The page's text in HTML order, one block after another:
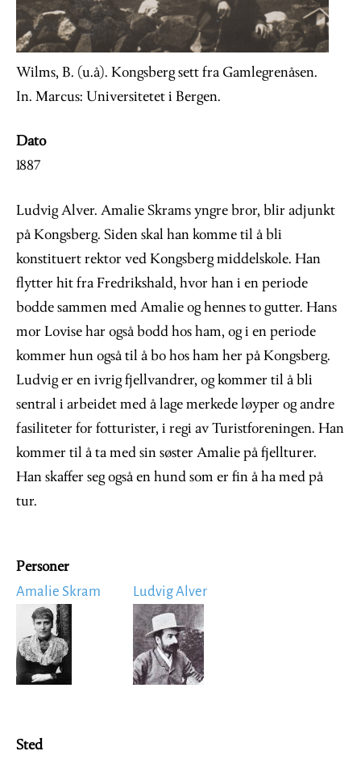
Wilms, B. (u.å). Kongsberg sett fra Gamlegrenåsen.
In. Marcus: Universitetet i Bergen.
Dato
1887
Ludvig Alver. Amalie Skrams yngre bror, blir adjunkt
på Kongsberg. Siden skal han komme til å bli
konstituert rektor ved Kongsberg middelskole. Han
flytter hit fra Fredrikshald, hvor han i en periode
bodde sammen med Amalie og hennes to gutter. Hans
mor Lovise har også bodd hos ham, og i en periode
kommer hun også til å bo hos ham her på Kongsberg.
Ludvig er en ivrig fjellvandrer, og kommer til å bli
sentral i arbeidet med å lage merkede løyper og andre
fasiliteter for fotturister, i regi av Turistforeningen. Han
kommer til å ta med sin søster Amalie på fjellturer.
Han skaffer seg også en hund som er fin å ha med på
tur.
Personer
Amalie Skram
Image
Ludvig Alver
Image
Sted